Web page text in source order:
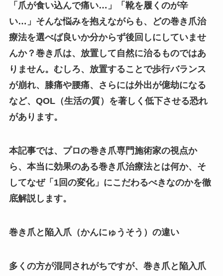
「爪が食い込んで痛い…」「靴を履くのが辛
い…」そんな悩みを抱えながらも、どの巻き爪治
療法を選べば良いか分からず後回しにしていませ
んか？巻き爪は、放置して自然に治るものではあ
りません。むしろ、放置することで歩行バランス
が崩れ、膝痛や腰痛、さらには外出が億劫になる
など、QOL（生活の質）を著しく低下させる恐れ
があります。
本記事では、プロの巻き爪専門施術家の視点か
ら、本当に効果のある巻き爪治療法とは何か、そ
してなぜ「1回の変化」にこだわるべきなのかを徹
底解説します。
巻き爪と陥入爪（かんにゅうそう）の違い
多くの方が混同されがちですが、巻き爪と陥入爪